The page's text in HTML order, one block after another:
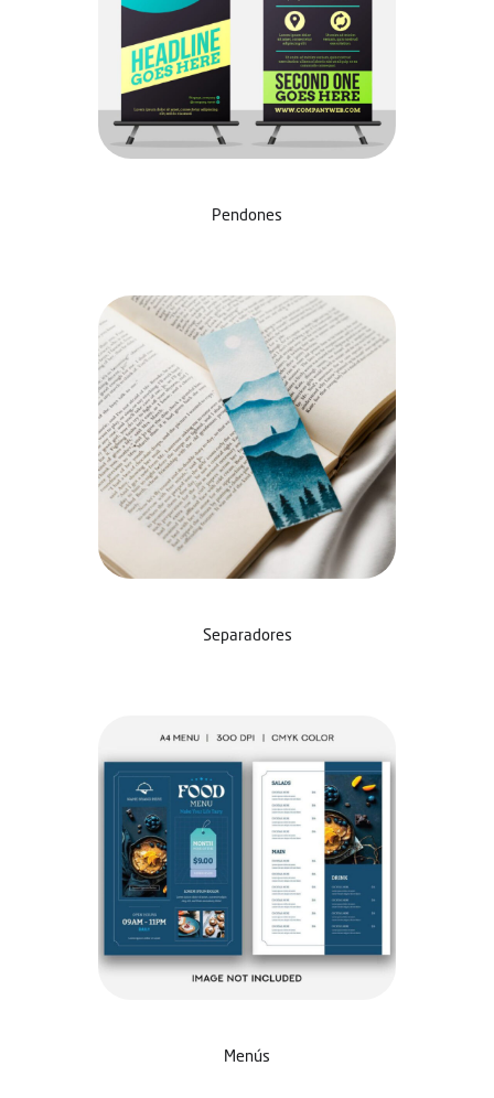
Pendones
Separadores
Menús